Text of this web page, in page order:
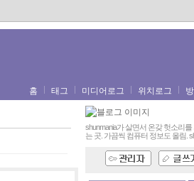
홈 태그 미디어로그 위치로그
shunmania가 살면서 온갖 헛소리를
는 곳. 가끔씩 컴퓨터 정보도 올림.